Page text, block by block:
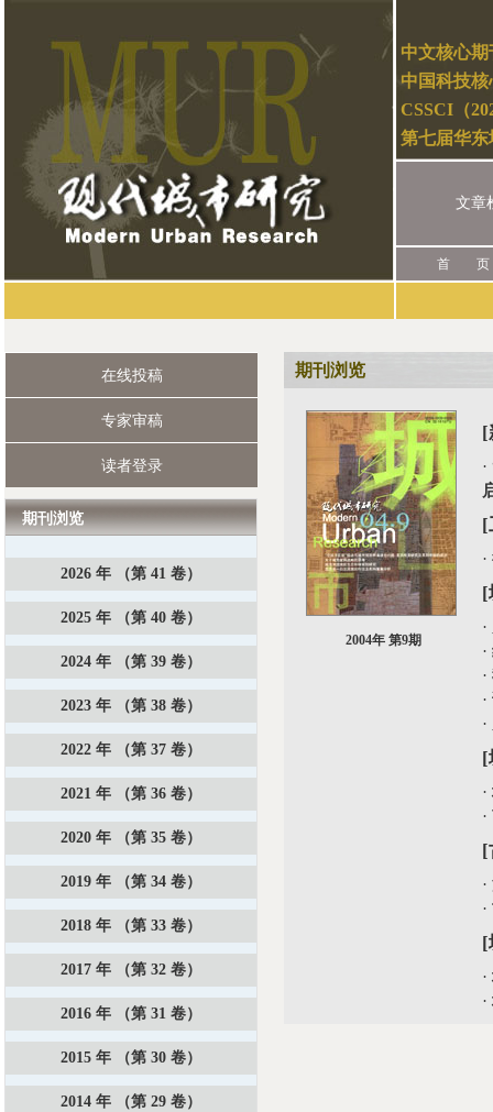
中文核心期
中国科技核
CSSCI（
第七届华
文章
首 页
期刊浏览
2004年 第9期
[
·
[
·
[
·
·
·
·
·
[
·
·
[
·
·
[
·
·
在线投稿
专家审稿
读者登录
期刊浏览
2026 年 （第 41 卷）
2025 年 （第 40 卷）
2024 年 （第 39 卷）
2023 年 （第 38 卷）
2022 年 （第 37 卷）
2021 年 （第 36 卷）
2020 年 （第 35 卷）
2019 年 （第 34 卷）
2018 年 （第 33 卷）
2017 年 （第 32 卷）
2016 年 （第 31 卷）
2015 年 （第 30 卷）
2014 年 （第 29 卷）